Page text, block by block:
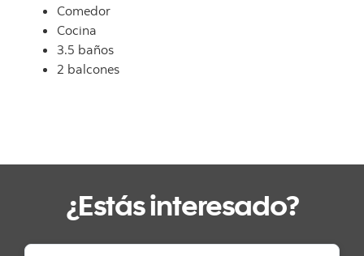
Comedor
Cocina
3.5 baños
2 balcones
¿Estás interesado?